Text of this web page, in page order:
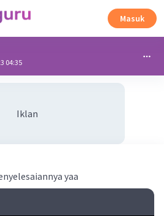
Masuk
04:35
Iklan
yaa